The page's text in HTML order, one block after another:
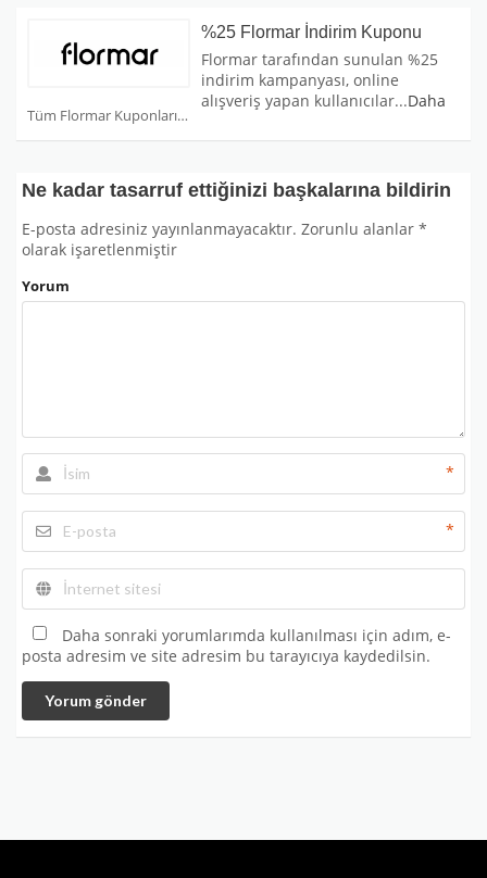
Tüm Flormar Kuponları
%25 Flormar İndirim Kuponu
Flormar tarafından sunulan %25
indirim kampanyası, online
alışveriş yapan kullanıcılar...Daha
Ne kadar tasarruf ettiğinizi başkalarına bildirin
E-posta adresiniz yayınlanmayacaktır. Zorunlu alanlar *
olarak işaretlenmiştir
Yorum
*
*
Daha sonraki yorumlarımda kullanılması için adım, e-
posta adresim ve site adresim bu tarayıcıya kaydedilsin.
Yorum gönder